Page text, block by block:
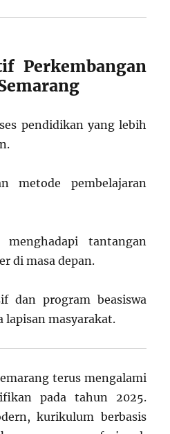
Perkembangan
pendidikan yang lebih
metode pembelajaran
tantangan
di masa depan.
dan program beasiswa
lapisan masyarakat.
terus mengalami
pada tahun 2025.
kurikulum berbasis